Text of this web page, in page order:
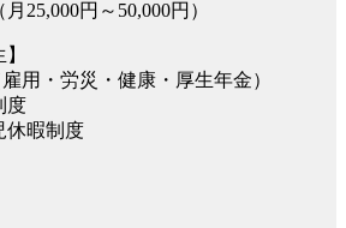
25,000円～50,000円）
用・労災・健康・厚生年金）
度
暇制度